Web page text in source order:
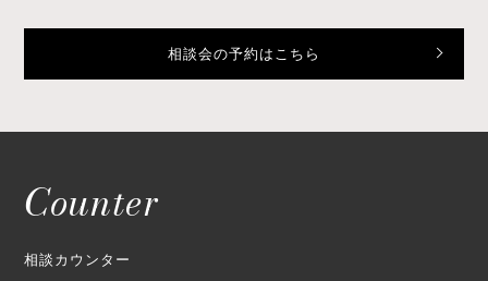
相談会の予約はこちら
Counter
相談カウンター